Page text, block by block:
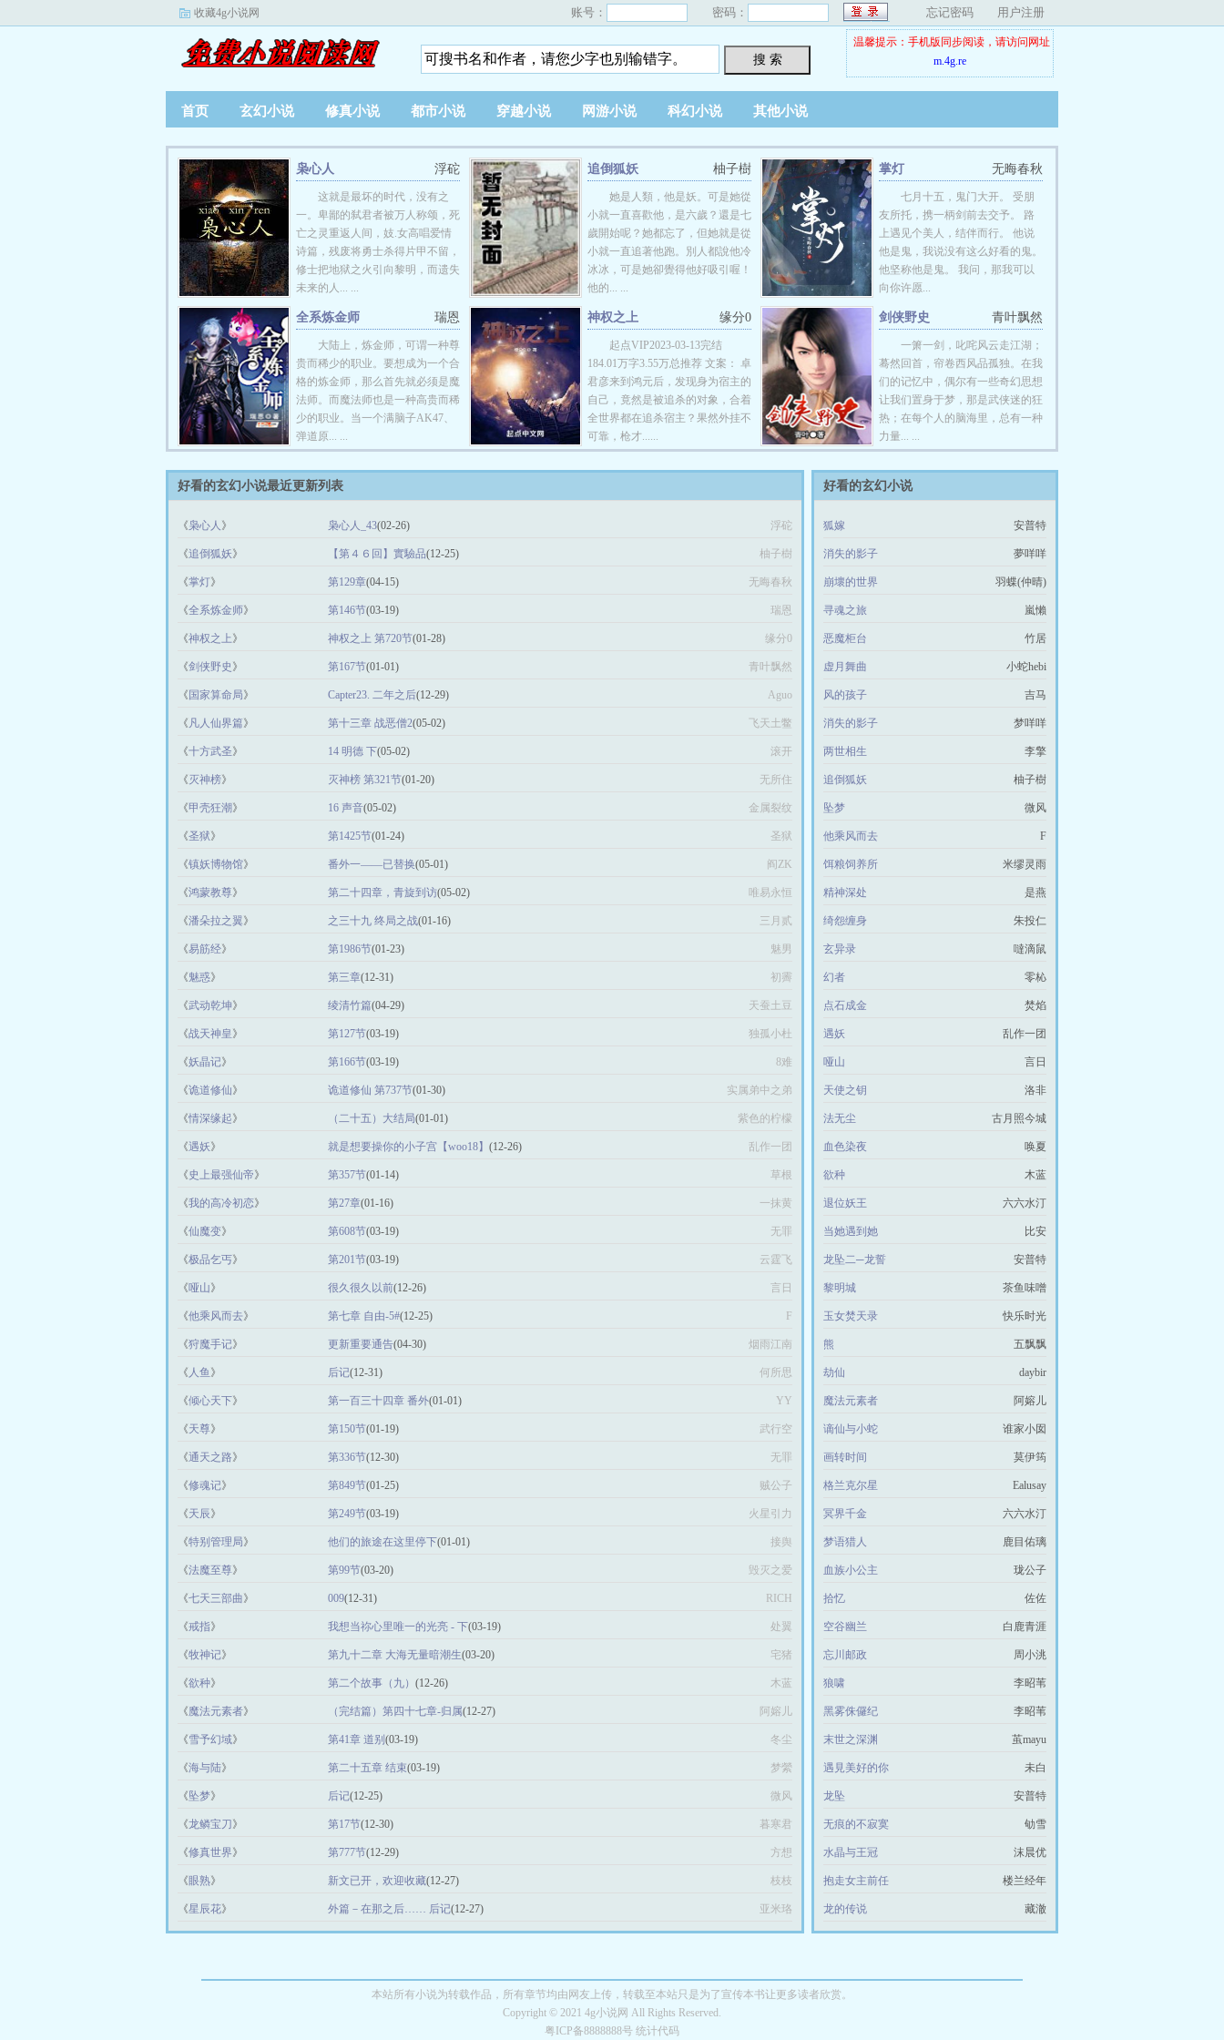
收藏4g小说网 账号： 密码： 忘记密码 用户注册
搜 索
温馨提示：手机版同步阅读，请访问网址
m.4g.re
首页 玄幻小说 修真小说 都市小说 穿越小说 网游小说 科幻小说 其他小说
浮砣
枭心人
这就是最坏的时代，没有之
一。卑鄙的弑君者被万人称颂，死
亡之灵重返人间，妓.女高唱爱情
诗篇，残废将勇士杀得片甲不留，
修士把地狱之火引向黎明，而遗失
未来的人... ...
柚子樹
追倒狐妖
她是人類，他是妖。可是她從
小就一直喜歡他，是六歲？還是七
歲開始呢？她都忘了，但她就是從
小就一直追著他跑。別人都說他冷
冰冰，可是她卻覺得他好吸引喔！
他的... ...
无晦春秋
掌灯
七月十五，鬼门大开。 受朋
友所托，携一柄剑前去交予。 路
上遇见个美人，结伴而行。 他说
他是鬼，我说没有这么好看的鬼。
他坚称他是鬼。 我问，那我可以
向你许愿...
瑞恩
全系炼金师
大陆上，炼金师，可谓一种尊
贵而稀少的职业。要想成为一个合
格的炼金师，那么首先就必须是魔
法师。而魔法师也是一种高贵而稀
少的职业。当一个满脑子AK47、
弹道原... ...
缘分0
神权之上
起点VIP2023-03-13完结
184.01万字3.55万总推荐 文案： 卓
君彦来到鸿元后，发现身为宿主的
自己，竟然是被追杀的对象，合着
全世界都在追杀宿主？果然外挂不
可靠，枪才......
青叶飘然
剑侠野史
一箫一剑，叱咤风云走江湖；
蓦然回首，帘卷西风品孤独。在我
们的记忆中，偶尔有一些奇幻思想
让我们置身于梦，那是武侠迷的狂
热；在每个人的脑海里，总有一种
力量... ...
好看的玄幻小说最近更新列表
《枭心人 》 枭心人_43(02-26) 浮砣
《追倒狐妖》 【第４６回】實驗品(12-25) 柚子樹
《掌灯》 第129章(04-15) 无晦春秋
《全系炼金师》 第146节(03-19) 瑞恩
《神权之上》 神权之上 第720节(01-28) 缘分0
《剑侠野史 》 第167节(01-01) 青叶飘然
《 国家算命局》 Capter23. 二年之后(12-29) Aguo
《 凡人仙界篇》 第十三章 战恶僧2(05-02) 飞天土鳖
《十方武圣》 14 明德 下(05-02) 滚开
《灭神榜》 灭神榜 第321节(01-20) 无所住
《甲壳狂潮》 16 声音(05-02) 金属裂纹
《圣狱》 第1425节(01-24) 圣狱
《镇妖博物馆》 番外一——已替换(05-01) 阎ZK
《鸿蒙教尊》 第二十四章，青旋到访(05-02) 唯易永恒
《潘朵拉之翼》 之三十九 终局之战(01-16) 三月贰
《易筋经》 第1986节(01-23) 魅男
《魅惑》 第三章(12-31) 初霽
《武动乾坤》 绫清竹篇(04-29) 天蚕土豆
《战天神皇》 第127节(03-19) 独孤小杜
《妖晶记》 第166节(03-19) 8难
《诡道修仙》 诡道修仙 第737节(01-30) 实属弟中之弟
《情深缘起》 （二十五）大结局(01-01) 紫色的柠檬
《遇妖》 就是想要操你的小子宫【woo18】 (12-26) 乱作一团
《史上最强仙帝》 第357节(01-14) 草根
《我的高冷初恋》 第27章(01-16) 一抹黄
《仙魔变》 第608节(03-19) 无罪
《极品乞丐》 第201节(03-19) 云霆飞
《哑山》 很久很久以前(12-26) 言日
《他乘风而去》 第七章 自由-5#(12-25) F
《狩魔手记》 更新重要通告(04-30) 烟雨江南
《 人鱼 》 后记(12-31) 何所思
《倾心天下》 第一百三十四章 番外(01-01) YY
《天尊》 第150节(01-19) 武行空
《通天之路》 第336节(12-30) 无罪
《修魂记》 第849节(01-25) 贼公子
《天辰》 第249节(03-19) 火星引力
《特别管理局》 他们的旅途在这里停下(01-01) 接舆
《法魔至尊》 第99节(03-20) 毁灭之爱
《七天三部曲》 009(12-31) RICH
《戒指》 我想当祢心里唯一的光亮 - 下(03-19) 处翼
《牧神记》 第九十二章 大海无量暗潮生(03-20) 宅猪
《欲种》 第二个故事（九） (12-26) 木蓝
《魔法元素者》 （完结篇）第四十七章-归属(12-27) 阿嫆儿
《雪予幻域》 第41章 道别 (03-19) 冬尘
《海与陆》 第二十五章 结束(03-19) 梦縈
《坠梦》 后记(12-25) 微风
《龙鳞宝刀 》 第17节(12-30) 暮寒君
《修真世界》 第777节(12-29) 方想
《眼熟》 新文已开，欢迎收藏(12-27) 枝枝
《星辰花》 外篇－在那之后…… 后记(12-27) 亚米珞
好看的玄幻小说
狐嫁 安普特
消失的影子 夢咩咩
崩壞的世界 羽蝶(仲晴)
寻魂之旅 嵐懶
恶魔柜台 竹居
虚月舞曲 小蛇hebi
风的孩子 吉马
消失的影子 梦咩咩
两世相生 李擎
追倒狐妖 柚子樹
坠梦 微风
他乘风而去 F
饵粮饲养所 米缪灵雨
精神深处 是燕
绮怨缠身 朱投仁
玄异录 噠滴鼠
幻者 零杺
点石成金 焚焰
遇妖 乱作一团
哑山 言日
天使之钥 洛非
法无尘 古月照今城
血色染夜 唤夏
欲种 木蓝
退位妖王 六六水汀
当她遇到她 比安
龙坠二─龙誓 安普特
黎明城 茶鱼味噌
玉女焚天录 快乐时光
熊 五飘飘
劫仙 daybir
魔法元素者 阿嫆儿
谪仙与小蛇 谁家小囡
画转时间 莫伊筠
格兰克尔星 Ealusay
冥界千金 六六水汀
梦语猎人 鹿目佑璃
血族小公主 珑公子
拾忆 佐佐
空谷幽兰 白鹿青涯
忘川邮政 周小洮
狼啸 李昭苇
黑雾侏儸纪 李昭苇
末世之深渊 茧mayu
遇見美好的你 未白
龙坠 安普特
无痕的不寂寞 劬雪
水晶与王冠 沫晨优
抱走女主前任 楼兰经年
龙的传说 藏澈
本站所有小说为转载作品，所有章节均由网友上传，转载至本站只是为了宣传本书让更多读者欣赏。
Copyright © 2021 4g小说网 All Rights Reserved.
粤ICP备8888888号 统计代码